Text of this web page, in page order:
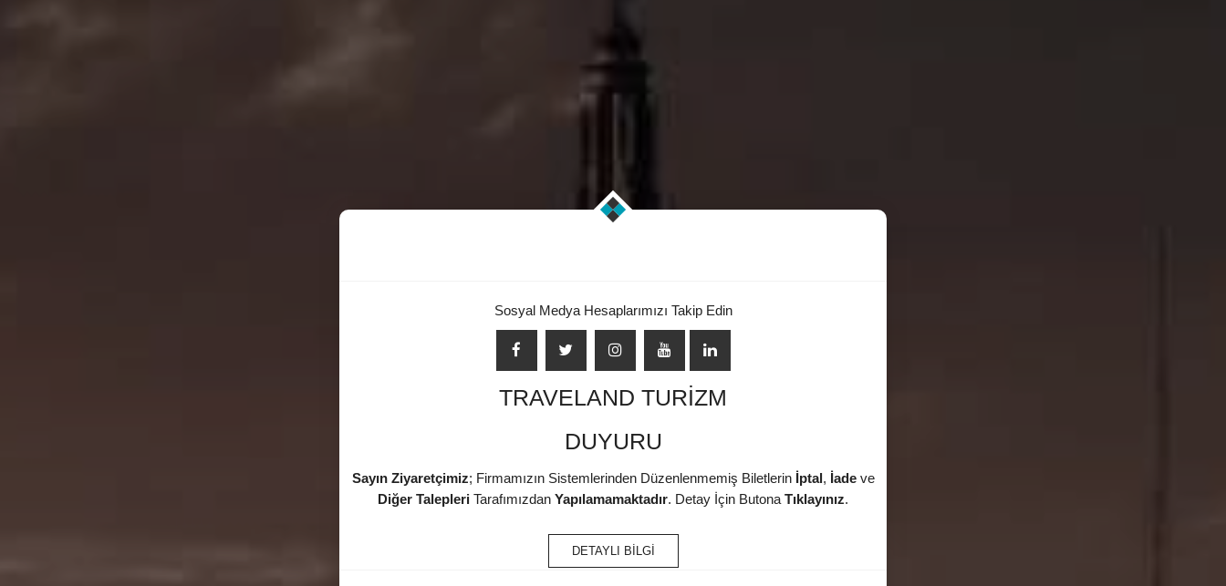
Sosyal Medya Hesaplarımızı Takip Edin
TRAVELAND TURİZM
DUYURU
Sayın Ziyaretçimiz; Firmamızın Sistemlerinden Düzenlenmemiş Biletlerin İptal, İadeve
Diğer Talepleri Tarafımızdan Yapılamamaktadır. Detay İçin Butona Tıklayınız.
DETAYLI BİLGİ